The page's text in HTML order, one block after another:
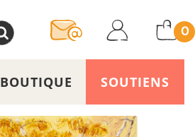
0
BOUTIQUE SOUTIENS